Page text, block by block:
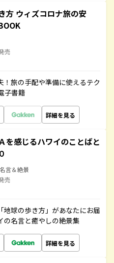
方 ウィズコロナ旅の安
売
旅の手配や準備に使えるテク
子書籍
詳細を見る
を感じるハワイのことばと
言＆絶景
売
球の歩き方」があなたにお届
の名言と癒やしの絶景集
詳細を見る